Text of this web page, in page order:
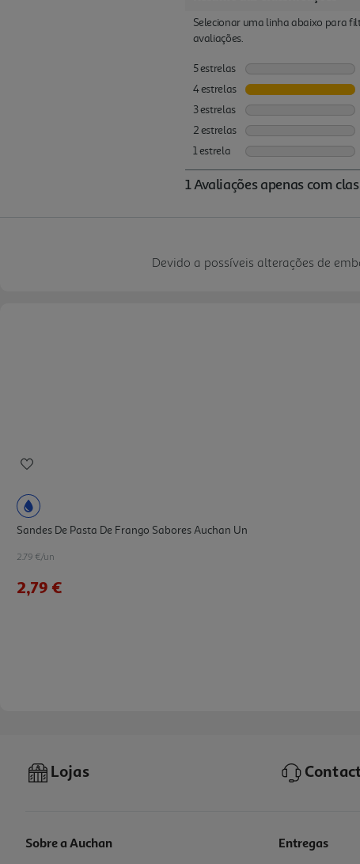
Devido a possíveis alterações de
Sandes De Pasta De Frango Sabores Auchan Un
2.79 €/un
2,79 €
Lojas
Sobre a Auchan Entregas